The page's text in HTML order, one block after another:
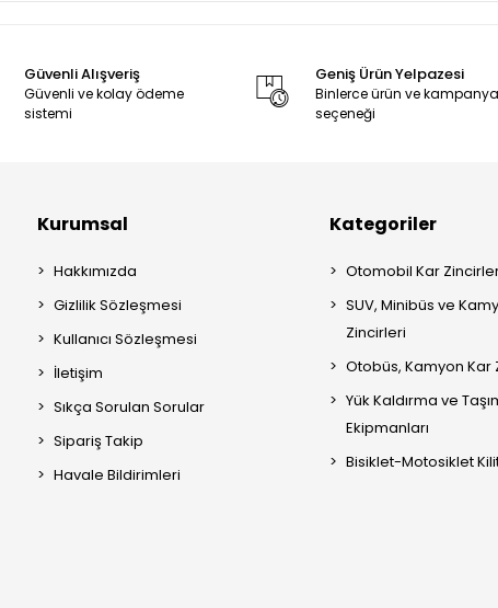
Güvenli Alışveriş
Güvenli ve kolay ödeme
sistemi
Geniş Ürün Yelpazesi
Binlerce ürün ve kampanya
seçeneği
Kurumsal
Hakkımızda
Gizlilik Sözleşmesi
Kullanıcı Sözleşmesi
İletişim
Sıkça Sorulan Sorular
Sipariş Takip
Havale Bildirimleri
Kategoriler
Otomobil Kar
SUV, Minibüs ve
Zincirleri
Otobüs, Kamyon Kar
Yük Kaldırma ve
Ekipmanları
Bisiklet-Motosiklet